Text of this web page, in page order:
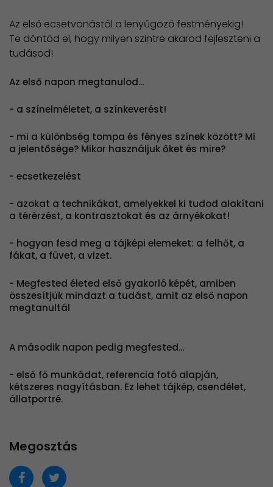
Az első ecsetvonástól a lenyűgöző festményekig!
Te döntöd el, hogy milyen szintre akarod fejleszteni a
tudásod!
Az első napon megtanulod...
- a színelméletet, a színkeverést!
- mi a különbség tompa és fényes színek között? Mi
a jelentősége? Mikor használjuk őket és mire?
- ecsetkezelést
- azokat a technikákat, amelyekkel ki tudod alakítani
a térérzést, a kontrasztokat és az árnyékokat!
- hogyan fesd meg a tájképi elemeket: a felhőt, a
fákat, a füvet, a vizet.
- Megfested életed első gyakorló képét, amiben
összesítjük mindazt a tudást, amit az első napon
megtanultál
A második napon pedig megfested...
- első fő munkádat, referencia fotó alapján,
kétszeres nagyításban. Ez lehet tájkép, csendélet,
állatportré.
Megosztás